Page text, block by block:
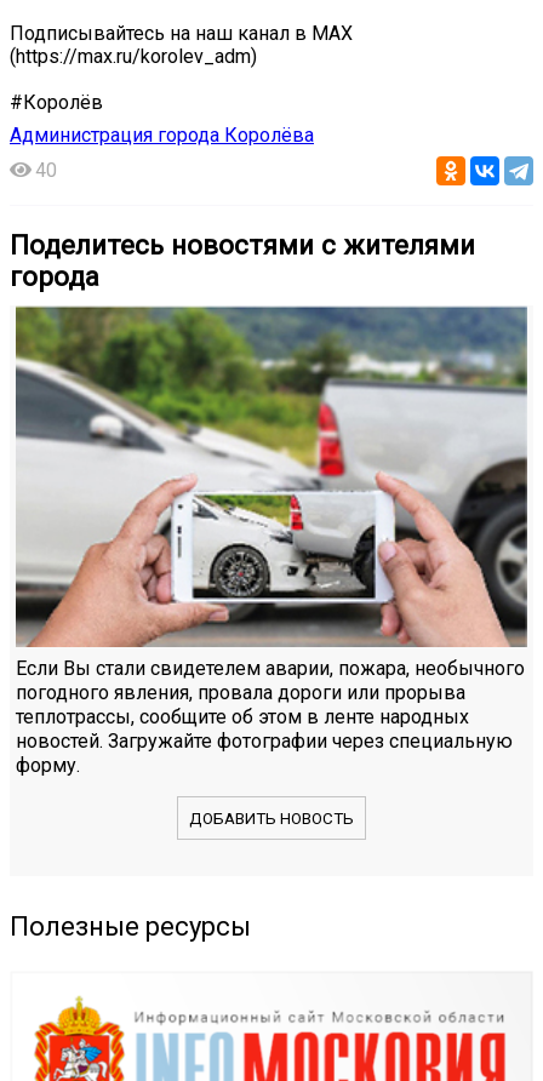
Подписывайтесь на наш канал в МАХ
(https://max.ru/korolev_adm)
#Королёв
Администрация города Королёва
40
Поделитесь новостями с жителями
города
Если Вы стали свидетелем аварии, пожара, необычного
погодного явления, провала дороги или прорыва
теплотрассы, сообщите об этом в ленте народных
новостей. Загружайте фотографии через специальную
форму.
ДОБАВИТЬ НОВОСТЬ
Полезные ресурсы